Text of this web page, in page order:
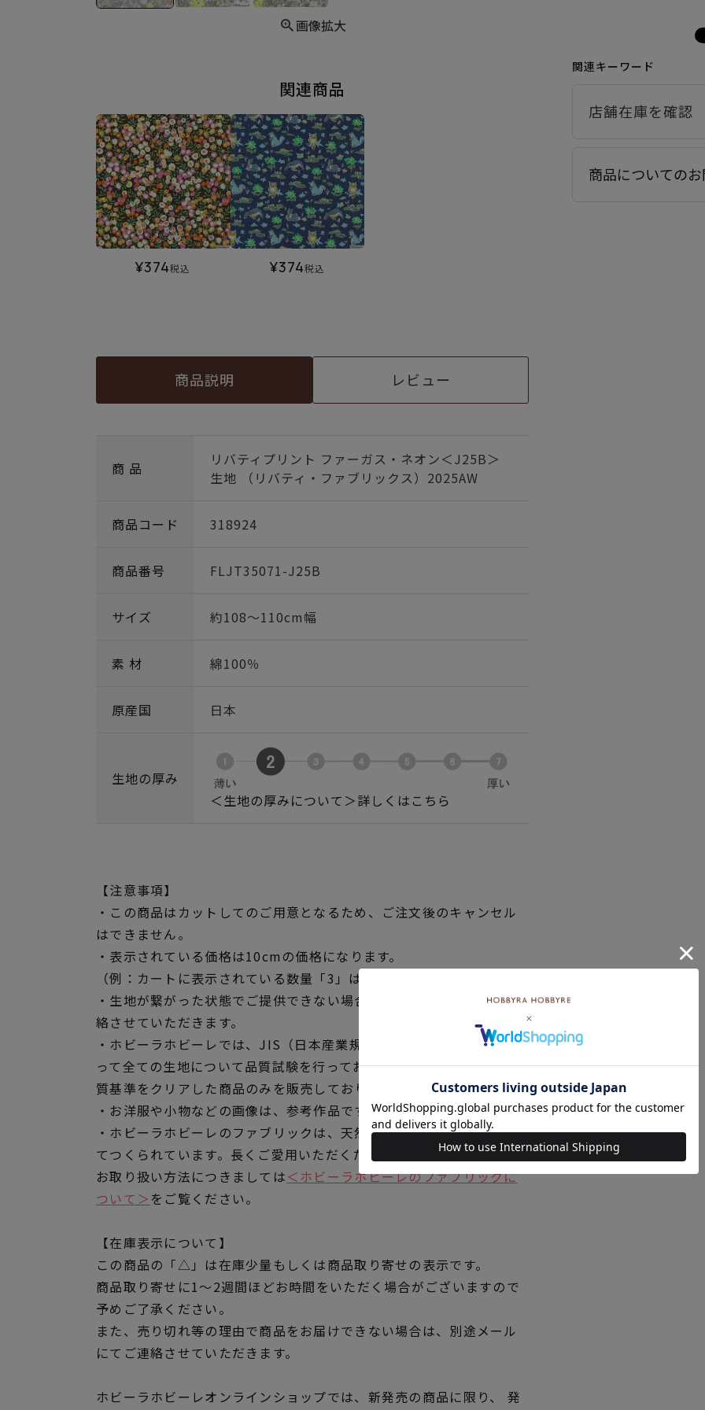
画像拡大
関連商品
¥374税込 ¥374税込
商品説明 レビュー
商 品
リバティプリント ファーガス・ネオン＜J25B＞
生地 （リバティ・ファブリックス）2025AW
商品コード 318924
商品番号 FLJT35071-J25B
サイズ 約108～110cm幅
素 材 綿100％
原産国 日本
生地の厚み
＜生地の厚みについて＞詳しくはこちら
【注意事項】
・この商品はカットしてのご用意となるため、ご注文後のキャンセル
はできません。
・表示されている価格は10cmの価格になります。
（例：カートに表示されている数量「3」は30cm）
・生地が繋がった状態でご提供できない場合は、別途メールにてご連
絡させていただきます。
・ホビーラホビーレでは、JIS（日本産業規格）が定める試験方法に従
って全ての生地について品質試験を行っており、ホビーラホビーレの品
質基準をクリアした商品のみを販売しております。
・お洋服や小物などの画像は、参考作品です。
・ホビーラホビーレのファブリックは、天然繊維の素材感を大切にし
てつくられています。長くご愛用いただくために、天然繊維の特徴・
お取り扱い方法につきましては＜ホビーラホビーレのファブリックに
ついて＞ をご覧ください。
【在庫表示について】
この商品の「△」は在庫少量もしくは商品取り寄せの表示です。
商品取り寄せに1～2週間ほどお時間をいただく場合がございますので
予めご了承ください。
また、売り切れ等の理由で商品をお届けできない場合は、別途メール
にてご連絡させていただきます。
ホビーラホビーレオンラインショップでは、新発売の商品に限り、 発
関連キーワード
商品についての